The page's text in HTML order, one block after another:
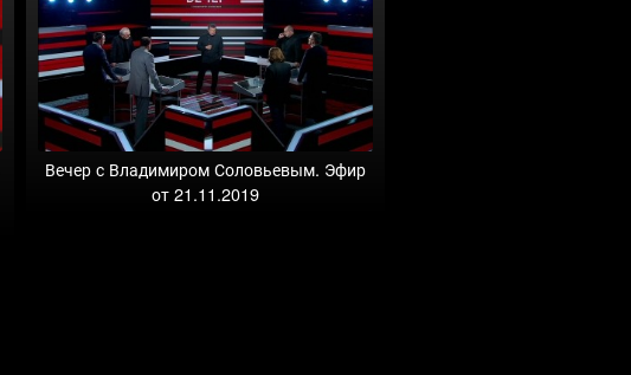
Вечер с Владимиром Соловьевым. Эфир
от 21.11.2019